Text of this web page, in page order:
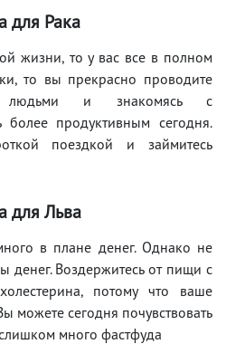
для Рака
жизни, то у вас все в полном
то вы прекрасно проводите
и знакомясь с
более продуктивным сегодня.
поездкой и займитесь
для Льва
в плане денег. Однако не
денег. Воздержитесь от пищи с
потому что ваше
можете сегодня почувствовать
много фастфуда